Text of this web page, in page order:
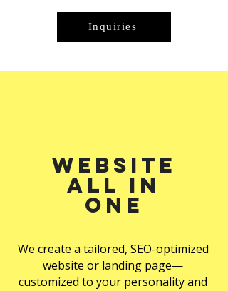
Inquiries
Website
All in
one
We create a tailored, SEO-optimized
website or landing page—
customized to your personality and